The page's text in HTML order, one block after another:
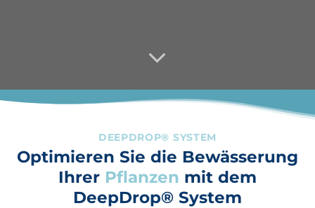
DEEPDROP® SYSTEM
Optimieren Sie die Bewässerung
Ihrer Pflanzen mit dem
DeepDrop® System